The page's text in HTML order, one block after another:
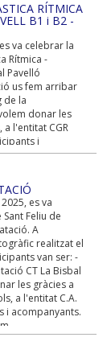
RÍTMICA
B1 i B2 -
va celebrar la
Rítmica -
Pavelló
us fem arribar
de la
donar les
a l'entitat CGR
i
#
...
es va
Feliu de
A
realitzat el
van ser: -
CT La Bisbal
les gràcies a
a l'entitat C.A.
i acompanyants.